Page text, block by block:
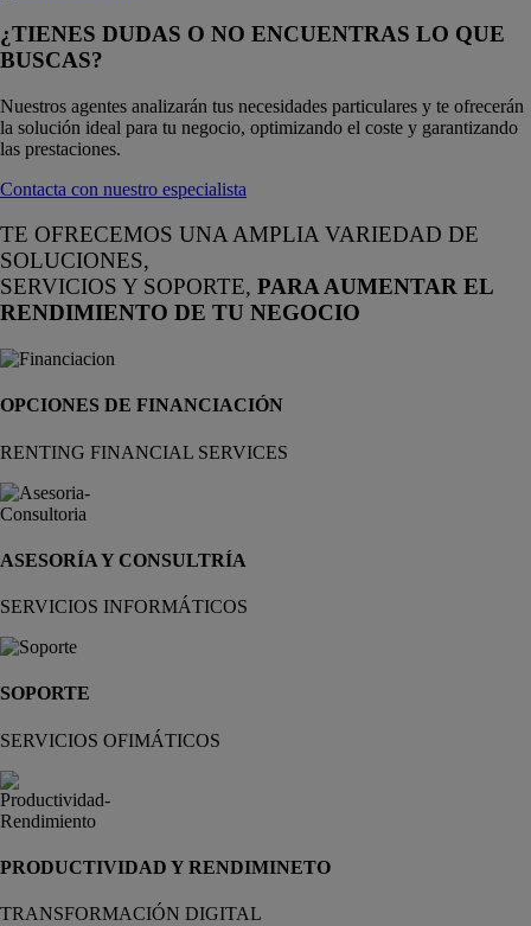
¿TIENES DUDAS O NO ENCUENTRAS LO QUE
BUSCAS?
Nuestros agentes analizarán tus necesidades particulares y te ofrecerán
la solución ideal para tu negocio, optimizando el coste y garantizando
las prestaciones.
Contacta con nuestro especialista
TE OFRECEMOS UNA AMPLIA VARIEDAD DE
SOLUCIONES,
SERVICIOS Y SOPORTE, PARA AUMENTAR EL
RENDIMIENTO DE TU NEGOCIO
OPCIONES DE FINANCIACIÓN
RENTING FINANCIAL SERVICES
ASESORÍA Y CONSULTRÍA
SERVICIOS INFORMÁTICOS
SOPORTE
SERVICIOS OFIMÁTICOS
PRODUCTIVIDAD Y RENDIMINETO
TRANSFORMACIÓN DIGITAL